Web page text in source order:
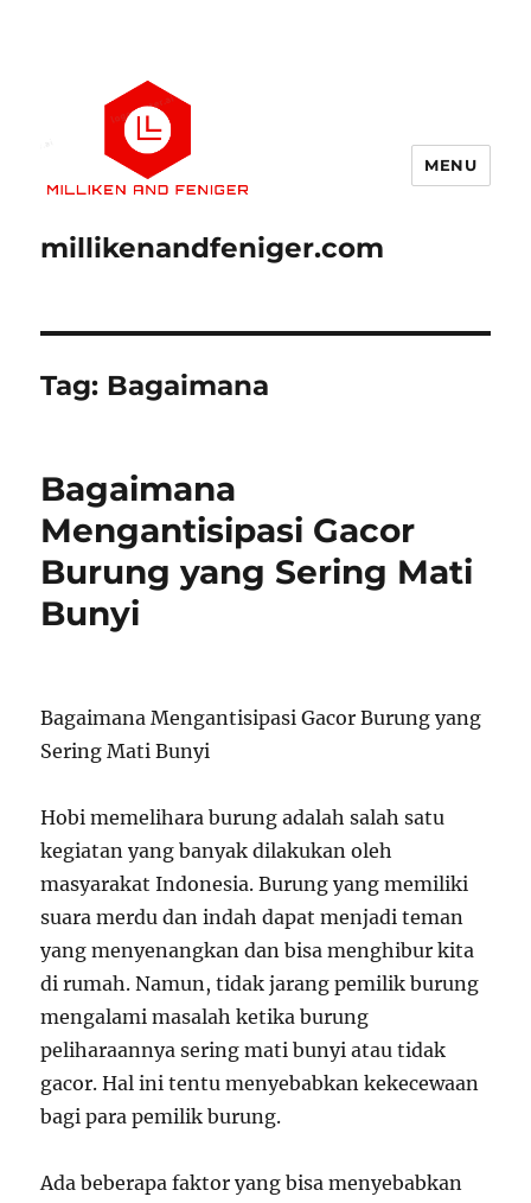
millikenandfeniger.com
MENU
Tag: Bagaimana
Bagaimana
Mengantisipasi Gacor
Burung yang Sering Mati
Bunyi
Bagaimana Mengantisipasi Gacor Burung yang
Sering Mati Bunyi
Hobi memelihara burung adalah salah satu
kegiatan yang banyak dilakukan oleh
masyarakat Indonesia. Burung yang memiliki
suara merdu dan indah dapat menjadi teman
yang menyenangkan dan bisa menghibur kita
di rumah. Namun, tidak jarang pemilik burung
mengalami masalah ketika burung
peliharaannya sering mati bunyi atau tidak
gacor. Hal ini tentu menyebabkan kekecewaan
bagi para pemilik burung.
Ada beberapa faktor yang bisa menyebabkan